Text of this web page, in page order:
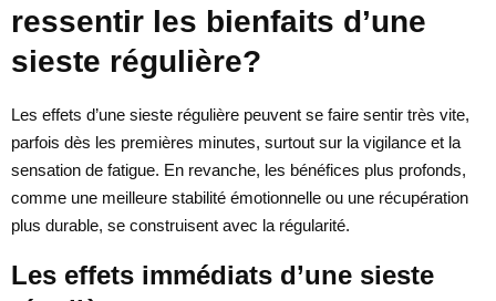
ressentir les bienfaits d’une
sieste régulière?
Les effets d’une sieste régulière peuvent se faire sentir très vite,
parfois dès les premières minutes, surtout sur la vigilance et la
sensation de fatigue. En revanche, les bénéfices plus profonds,
comme une meilleure stabilité émotionnelle ou une récupération
plus durable, se construisent avec la régularité.
Les effets immédiats d’une sieste